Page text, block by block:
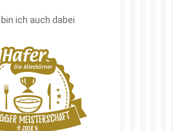
ich auch dabei